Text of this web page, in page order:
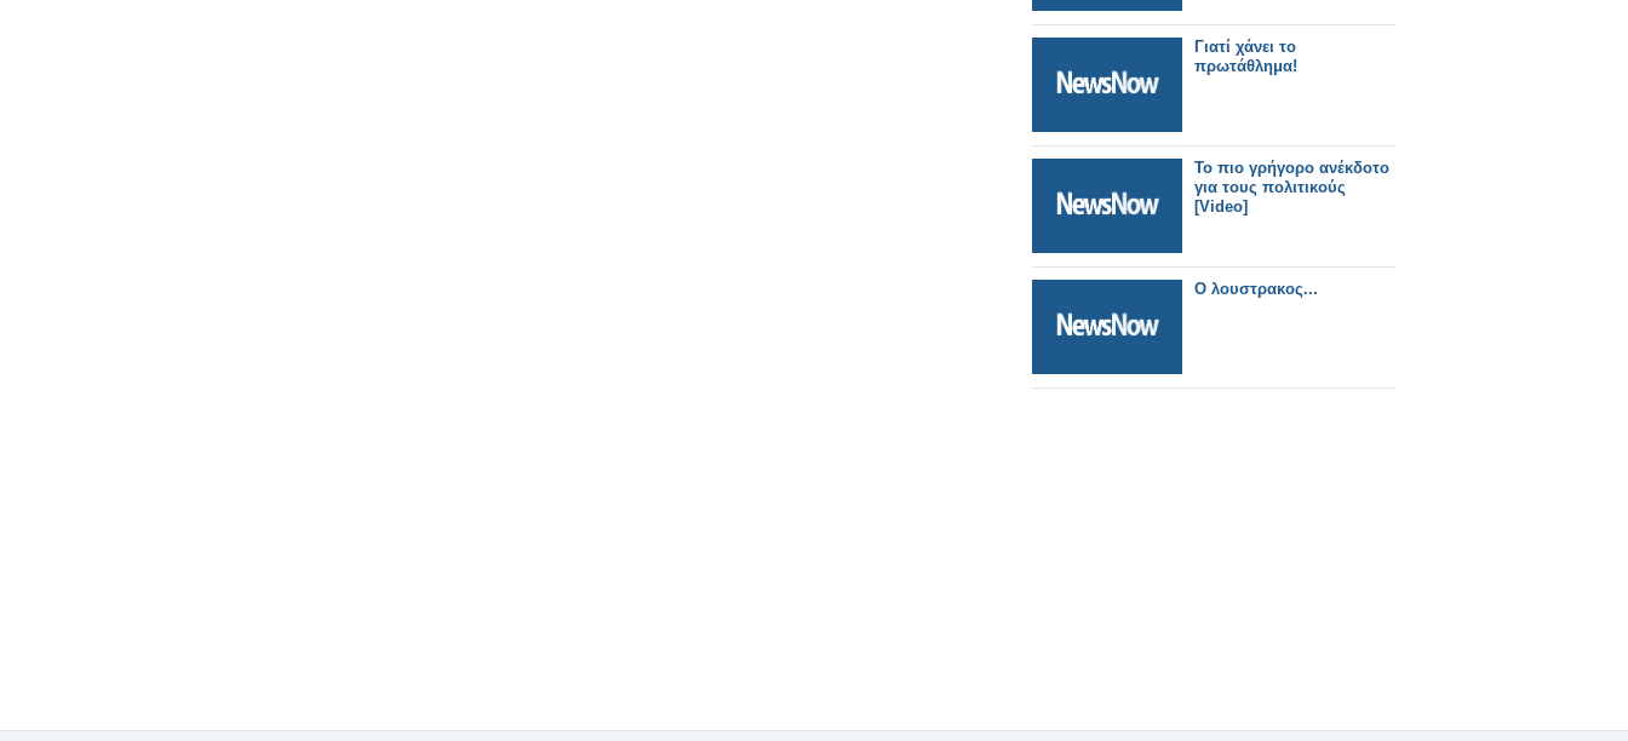
Γιατί χάνει το
πρωτάθλημα!
Το πιο γρήγορο ανέκδοτο
για τους πολιτικούς
[Video]
O λουστρακος...